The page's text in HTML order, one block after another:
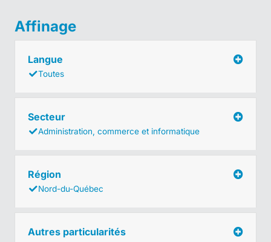
Affinage
Langue
Toutes
Secteur
Administration, commerce et informatique
Région
Nord-du-Québec
Autres particularités